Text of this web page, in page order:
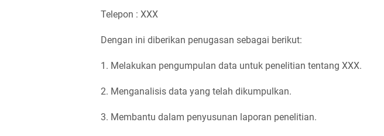
Telepon : XXX
Dengan ini diberikan penugasan sebagai berikut:
1. Melakukan pengumpulan data untuk penelitian tentang XXX.
2. Menganalisis data yang telah dikumpulkan.
3. Membantu dalam penyusunan laporan penelitian.